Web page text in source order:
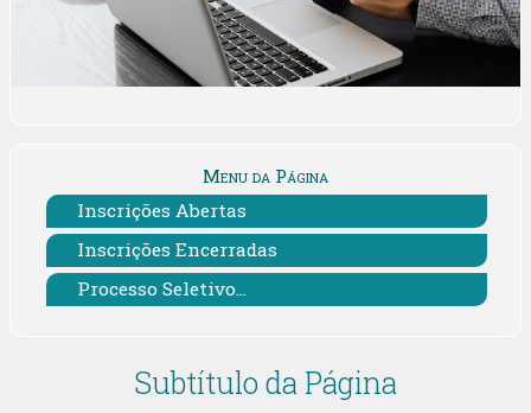
Menu da Página
Inscrições Abertas
Inscrições Encerradas
Processo Seletivo...
Subtítulo da Página